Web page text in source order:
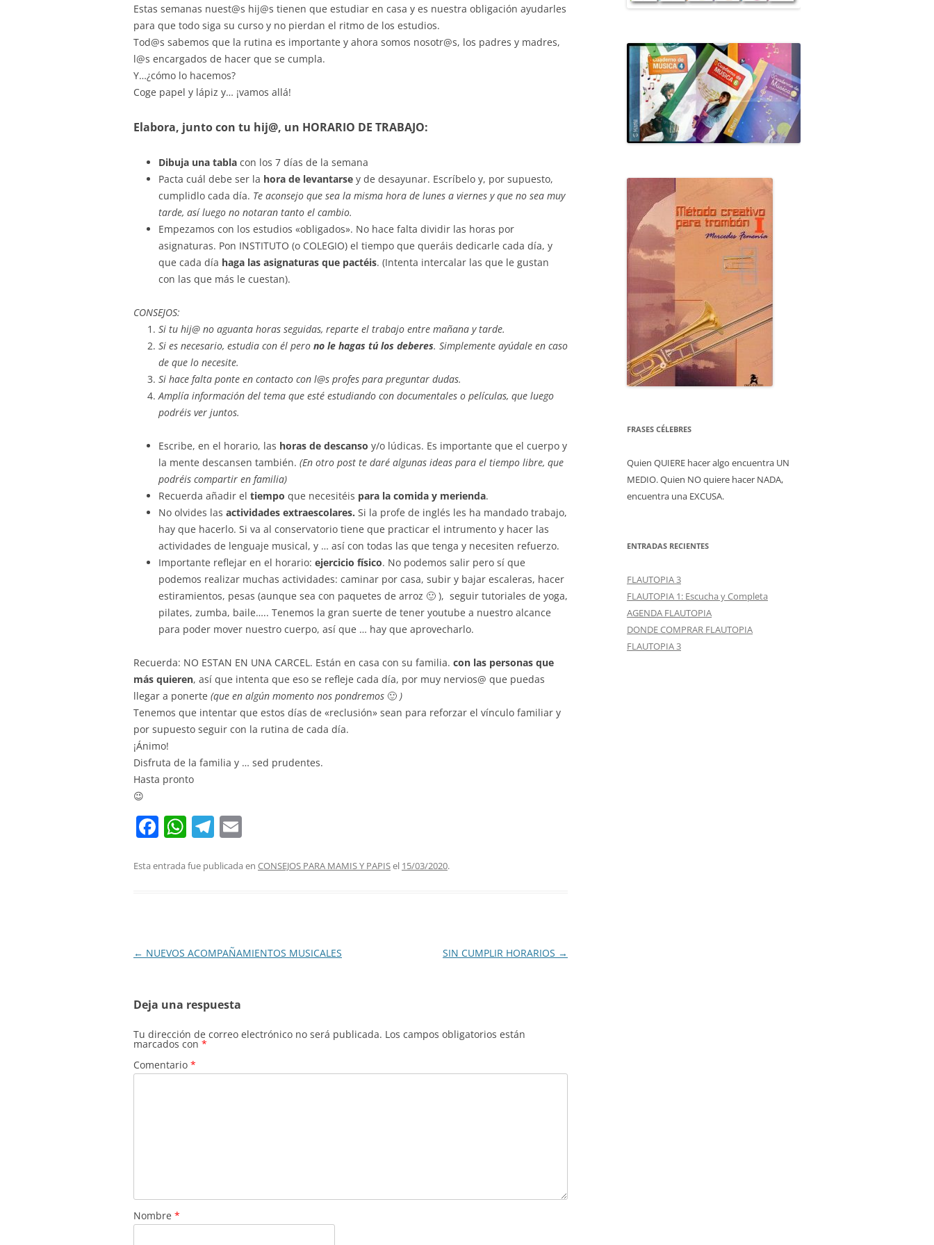
c
e
b
o
k
at
s
A
p
e
gr
a
m
ai
l
Estas semanas nuest@s hij@s tienen que estudiar en casa y es nuestra obligación ayudarles
para que todo siga su curso y no pierdan el ritmo de los estudios.
Tod@s sabemos que la rutina es importante y ahora somos nosotr@s, los padres y madres,
l@s encargados de hacer que se cumpla.
Y…¿cómo lo hacemos?
Coge papel y lápiz y… ¡vamos allá!
Elabora, junto con tu hij@, un HORARIO DE TRABAJO:
Dibuja una tabla con los 7 días de la semana
Pacta cuál debe ser la hora de levantarse y de desayunar. Escríbelo y, por supuesto,
cumplidlo cada día. Te aconsejo que sea la misma hora de lunes a viernes y que no sea muy
tarde, así luego no notaran tanto el cambio.
Empezamos con los estudios «obligados». No hace falta dividir las horas por
asignaturas. Pon INSTITUTO (o COLEGIO) el tiempo que queráis dedicarle cada día, y
que cada día haga las asignaturas que pactéis. (Intenta intercalar las que le gustan
con las que más le cuestan).
CONSEJOS:
Si tu hij@ no aguanta horas seguidas, reparte el trabajo entre mañana y tarde.
Si es necesario, estudia con él pero no le hagas tú los deberes. Simplemente ayúdale en caso
de que lo necesite.
Si hace falta ponte en contacto con l@s profes para preguntar dudas.
Amplía información del tema que esté estudiando con documentales o películas, que luego
podréis ver juntos.
Escribe, en el horario, las horas de descanso y/o lúdicas. Es importante que el cuerpo y
la mente descansen también. (En otro post te daré algunas ideas para el tiempo libre, que
podréis compartir en familia)
Recuerda añadir el tiempo que necesitéis para la comida y merienda.
No olvides las actividades extraescolares. Si la profe de inglés les ha mandado trabajo,
hay que hacerlo. Si va al conservatorio tiene que practicar el intrumento y hacer las
actividades de lenguaje musical, y … así con todas las que tenga y necesiten refuerzo.
Importante reflejar en el horario: ejercicio físico. No podemos salir pero sí que
podemos realizar muchas actividades: caminar por casa, subir y bajar escaleras, hacer
estiramientos, pesas (aunque sea con paquetes de arroz 🙂 ), seguir tutoriales de yoga,
pilates, zumba, baile….. Tenemos la gran suerte de tener youtube a nuestro alcance
para poder mover nuestro cuerpo, así que … hay que aprovecharlo.
Recuerda: NO ESTAN EN UNA CARCEL. Están en casa con su familia. con las personas que
más quieren, así que intenta que eso se refleje cada día, por muy nervios@ que puedas
llegar a ponerte (que en algún momento nos pondremos 🙂 )
Tenemos que intentar que estos días de «reclusión» sean para reforzar el vínculo familiar y
por supuesto seguir con la rutina de cada día.
¡Ánimo!
Disfruta de la familia y … sed prudentes.
Hasta pronto
😉
F
c
o
W
at
p
T
e ai
Esta entrada fue publicada en CONSEJOS PARA MAMIS Y PAPISel 15/03/2020.
Navegación
← NUEVOS ACOMPAÑAMIENTOS MUSICALES SIN CUMPLIR HORARIOS →
Deja una respuesta
Tu dirección de correo electrónico no será publicada. Los campos obligatorios están
marcados con *
Comentario *
Nombre *
FRASES CÉLEBRES
Quien QUIERE hacer algo encuentra UN
MEDIO. Quien NO quiere hacer NADA,
encuentra una EXCUSA.
ENTRADAS RECIENTES
FLAUTOPIA 3
FLAUTOPIA 1: Escucha y Completa
AGENDA FLAUTOPIA
DONDE COMPRAR FLAUTOPIA
FLAUTOPIA 3